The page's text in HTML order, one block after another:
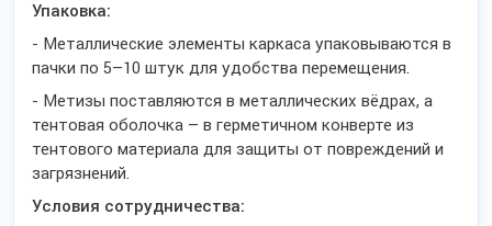
Упаковка:
- Металлические элементы каркаса упаковываются в
пачки по 5–10 штук для удобства перемещения.
- Метизы поставляются в металлических вёдрах, а
тентовая оболочка – в герметичном конверте из
тентового материала для защиты от повреждений и
загрязнений.
Условия сотрудничества: